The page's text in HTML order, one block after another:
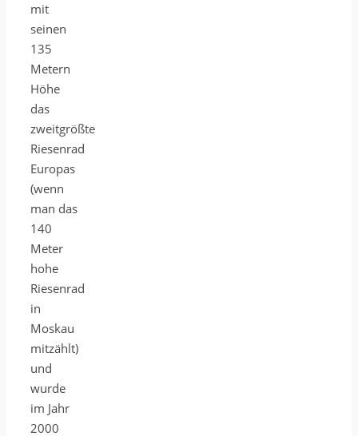
mit
seinen
135
Metern
Höhe
das
zweitgrößte
Riesenrad
Europas
(wenn
man das
140
Meter
hohe
Riesenrad
in
Moskau
mitzählt)
und
wurde
im Jahr
2000